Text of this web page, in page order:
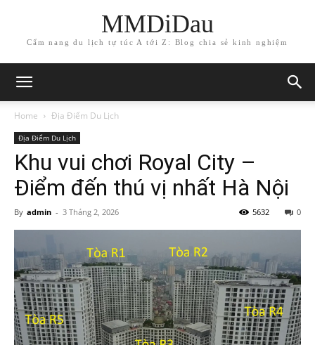
MMDiDau
Cẩm nang du lịch tự túc A tới Z: Blog chia sẻ kinh nghiệm
Home Địa Điểm Du Lịch
Địa Điểm Du Lịch
Khu vui chơi Royal City –
Điểm đến thú vị nhất Hà Nội
By admin - 3 Tháng 2, 2026 0
5632